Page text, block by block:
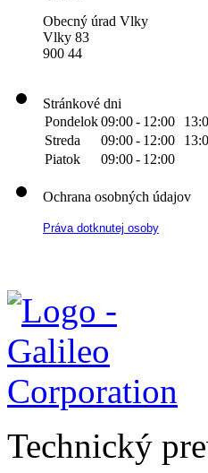
Obecný úrad Vlky
Vlky 83
900 44
Stránkové dni
Pondelok09:00- 12:00
Streda
09:00- 12:00
Piatok
09:00- 12:00
Ochrana osobných údajov
Práva dotknutej osoby
Technický